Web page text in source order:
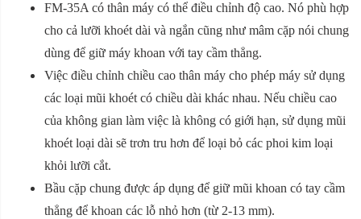
FM-35A có thân máy có thể điều chỉnh độ cao. Nó phù hợp
cho cả lưỡi khoét dài và ngắn cũng như mâm cặp nói chung
dùng để giữ máy khoan với tay cầm thẳng.
Việc điều chỉnh chiều cao thân máy cho phép máy sử dụng
các loại mũi khoét có chiều dài khác nhau. Nếu chiều cao
của không gian làm việc là không có giới hạn, sử dụng mũi
khoét loại dài sẽ trơn tru hơn để loại bỏ các phoi kim loại
khỏi lưỡi cắt.
Bầu cặp chung được áp dụng để giữ mũi khoan có tay cầm
thẳng để khoan các lỗ nhỏ hơn (từ 2-13 mm).